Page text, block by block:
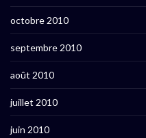
octobre 2010
septembre 2010
août 2010
juillet 2010
juin 2010